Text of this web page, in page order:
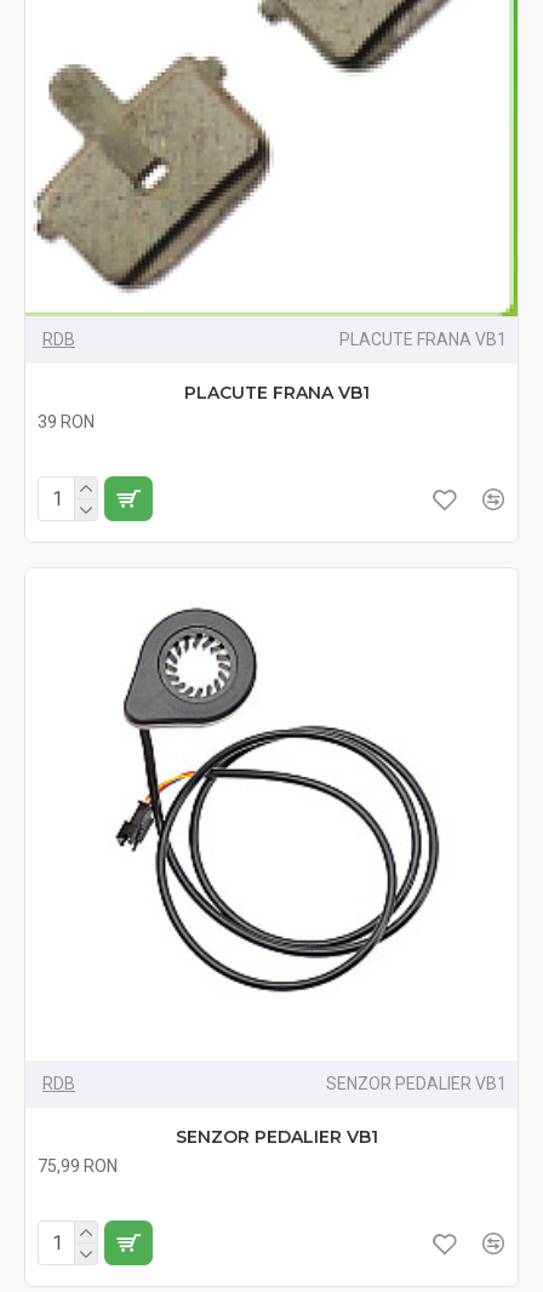
RDB PLACUTE FRANA VB1
PLACUTE FRANA VB1
39 RON
RDB SENZOR PEDALIER VB1
SENZOR PEDALIER VB1
75,99 RON